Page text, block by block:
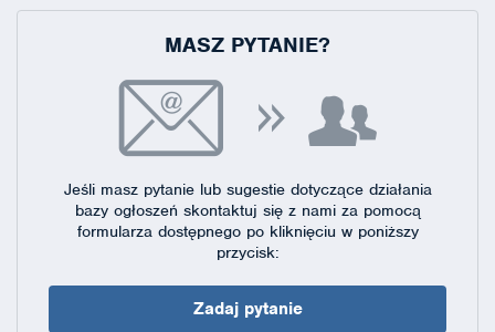
MASZ PYTANIE?
Jeśli masz pytanie lub sugestie dotyczące działania
bazy ogłoszeń skontaktuj się z nami za pomocą
formularza dostępnegopo kliknięciu w poniższy
przycisk:
Zadaj pytanie